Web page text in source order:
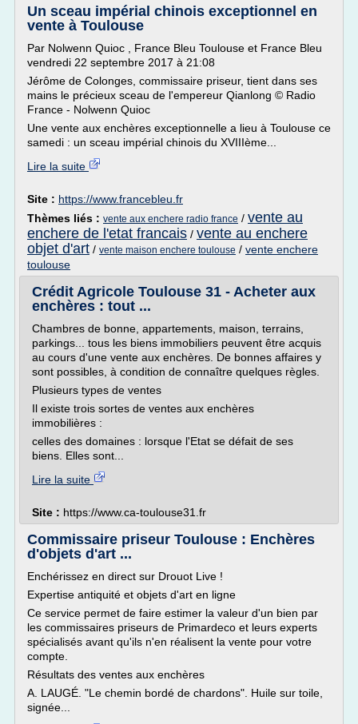
Un sceau impérial chinois exceptionnel en
vente à Toulouse
Par Nolwenn Quioc , France Bleu Toulouse et France Bleu
vendredi 22 septembre 2017 à 21:08
Jérôme de Colonges, commissaire priseur, tient dans ses
mains le précieux sceau de l'empereur Qianlong © Radio
France - Nolwenn Quioc
Une vente aux enchères exceptionnelle a lieu à Toulouse ce
samedi : un sceau impérial chinois du XVIIIème...
Lire la suite
Site : https://www.francebleu.fr
Thèmes liés : vente aux enchere radio france / vente au
enchere de l'etat francais / vente au enchere
objet d'art / vente maison enchere toulouse / vente enchere
toulouse
Crédit Agricole Toulouse 31 - Acheter aux
enchères : tout ...
Chambres de bonne, appartements, maison, terrains,
parkings... tous les biens immobiliers peuvent être acquis
au cours d'une vente aux enchères. De bonnes affaires y
sont possibles, à condition de connaître quelques règles.
Plusieurs types de ventes
Il existe trois sortes de ventes aux enchères
immobilières :
celles des domaines : lorsque l'Etat se défait de ses
biens. Elles sont...
Lire la suite
Site : https://www.ca-toulouse31.fr
Commissaire priseur Toulouse : Enchères
d'objets d'art ...
Enchérissez en direct sur Drouot Live !
Expertise antiquité et objets d'art en ligne
Ce service permet de faire estimer la valeur d'un bien par
les commissaires priseurs de Primardeco et leurs experts
spécialisés avant qu'ils n'en réalisent la vente pour votre
compte.
Résultats des ventes aux enchères
A. LAUGÉ. "Le chemin bordé de chardons". Huile sur toile,
signée...